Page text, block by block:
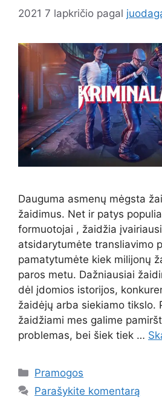
2021 7 lapkričio pagal
Dauguma asmenų mėgsta
žaidimus. Net ir patys
formuotojai , žaidžia
atsidarytumėte transliavimo
pamatytumėte kiek milijonų
paros metu. Dažniausiai
dėl įdomios istorijos,
žaidėjų arba siekiamo tikslo.
žaidžiami mes galime
problemas, bei šiek tiek …
Kategorijos
Pramogos
Parašykite komentarą